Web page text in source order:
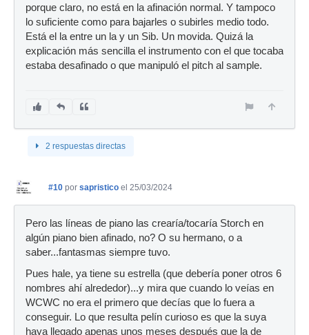
porque claro, no está en la afinación normal. Y tampoco
lo suficiente como para bajarles o subirles medio todo.
Está el la entre un la y un Sib. Un movida. Quizá la
explicación más sencilla el instrumento con el que tocaba
estaba desafinado o que manipuló el pitch al sample.
2 respuestas directas
#10 por sapristico el 25/03/2024
Pero las líneas de piano las crearía/tocaría Storch en
algún piano bien afinado, no? O su hermano, o a
saber...fantasmas siempre tuvo.
Pues hale, ya tiene su estrella (que debería poner otros 6
nombres ahí alrededor)...y mira que cuando lo veías en
WCWC no era el primero que decías que lo fuera a
conseguir. Lo que resulta pelín curioso es que la suya
haya llegado apenas unos meses después que la de